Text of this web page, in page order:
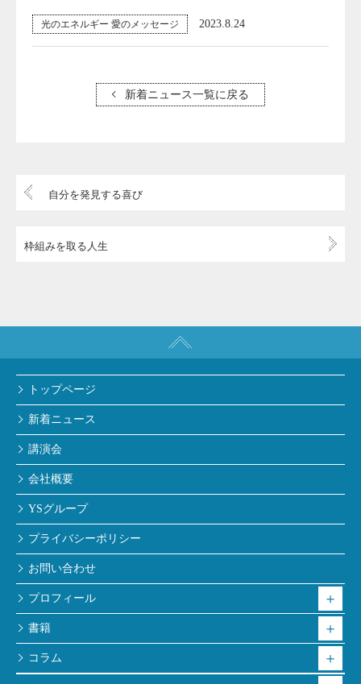
光のエネルギー 愛のメッセージ 2023.8.24
新着ニュース一覧に戻る
自分を発見する喜び
枠組みを取る人生
トップページ
新着ニュース
講演会
会社概要
YSグループ
プライバシーポリシー
お問い合わせ
プロフィール
書籍
コラム